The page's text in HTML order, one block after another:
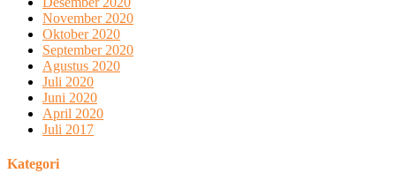
November 2020
Oktober 2020
September 2020
Agustus 2020
Juli 2020
Juni 2020
April 2020
Juli 2017
Kategori